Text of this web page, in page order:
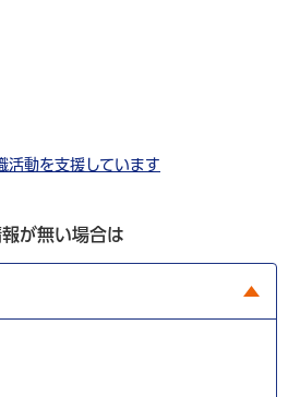
活動を支援しています
が無い場合は